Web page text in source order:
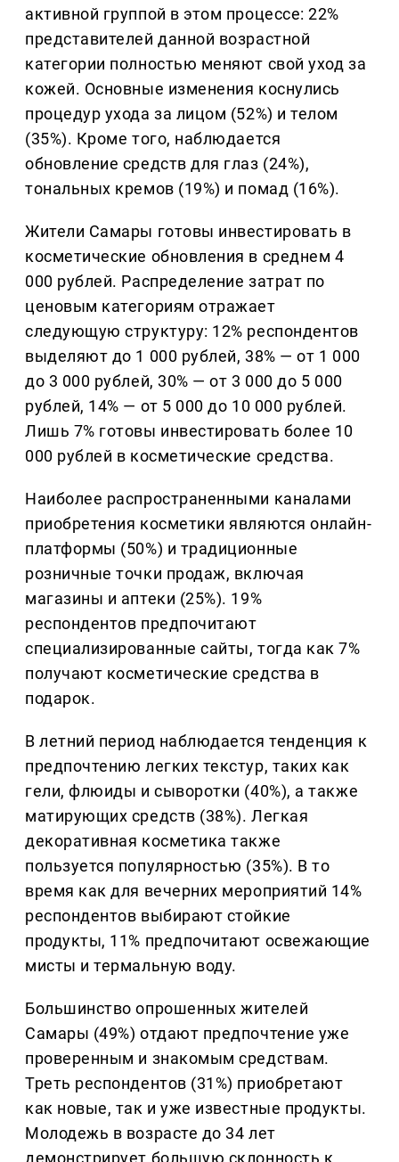
активной группой в этом процессе: 22%
представителей данной возрастной
категории полностью меняют свой уход за
кожей. Основные изменения коснулись
процедур ухода за лицом (52%) и телом
(35%). Кроме того, наблюдается
обновление средств для глаз (24%),
тональных кремов (19%) и помад (16%).
Жители Самары готовы инвестировать в
косметические обновления в среднем 4
000 рублей. Распределение затрат по
ценовым категориям отражает
следующую структуру: 12% респондентов
выделяют до 1 000 рублей, 38% — от 1 000
до 3 000 рублей, 30% — от 3 000 до 5 000
рублей, 14% — от 5 000 до 10 000 рублей.
Лишь 7% готовы инвестировать более 10
000 рублей в косметические средства.
Наиболее распространенными каналами
приобретения косметики являются онлайн-
платформы (50%) и традиционные
розничные точки продаж, включая
магазины и аптеки (25%). 19%
респондентов предпочитают
специализированные сайты, тогда как 7%
получают косметические средства в
подарок.
В летний период наблюдается тенденция к
предпочтению легких текстур, таких как
гели, флюиды и сыворотки (40%), а также
матирующих средств (38%). Легкая
декоративная косметика также
пользуется популярностью (35%). В то
время как для вечерних мероприятий 14%
респондентов выбирают стойкие
продукты, 11% предпочитают освежающие
мисты и термальную воду.
Большинство опрошенных жителей
Самары (49%) отдают предпочтение уже
проверенным и знакомым средствам.
Треть респондентов (31%) приобретают
как новые, так и уже известные продукты.
Молодежь в возрасте до 34 лет
демонстрирует большую склонность к